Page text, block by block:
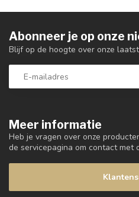
Meer informatie
Heb je vragen over onze
de servicepagina om contact met
Abonneer je op onze
Blijf op de hoogte over onze